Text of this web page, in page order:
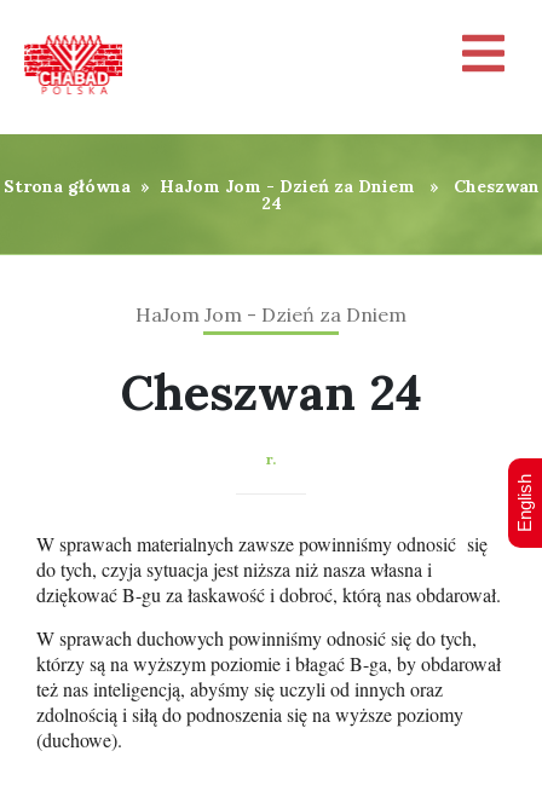
Strona główna» HaJom Jom - Dzień za Dniem » Cheszwan
24
HaJom Jom - Dzień za Dniem
Cheszwan 24
r.
W sprawach materialnych zawsze powinniśmy odnosić się
do tych, czyja sytuacja jest niższa niż nasza własna i
dziękować B-gu za łaskawość i dobroć, którą nas obdarował.
W sprawach duchowych powinniśmy odnosić się do tych,
którzy są na wyższym poziomie i błagać B-ga, by obdarował
też nas inteligencją, abyśmy się uczyli od innych oraz
zdolnością i siłą do podnoszenia się na wyższe poziomy
(duchowe).
English